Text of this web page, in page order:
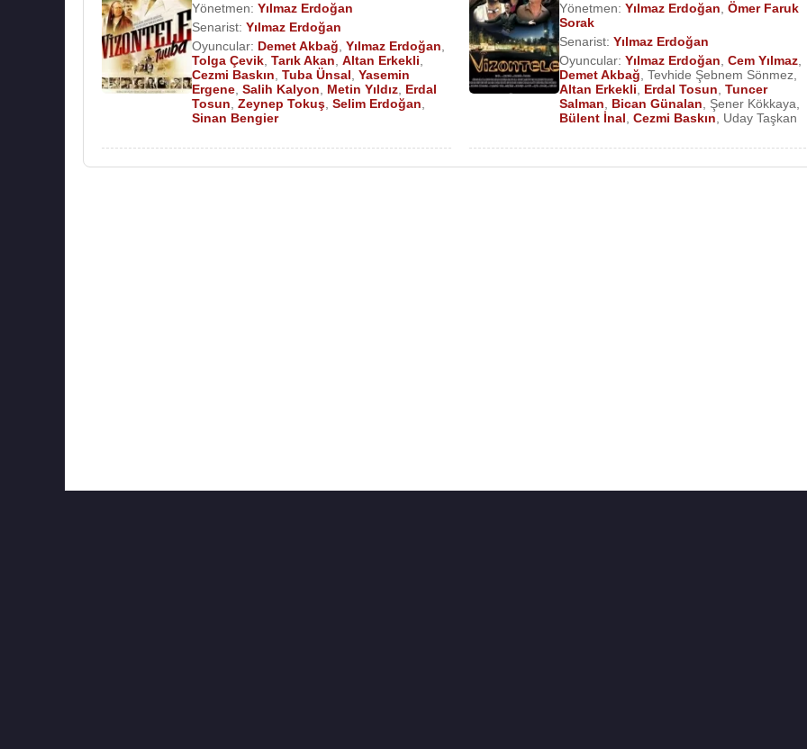
Yönetmen: Yılmaz Erdoğan
Senarist: Yılmaz Erdoğan
Oyuncular: Demet Akbağ Yılmaz Erdoğan
Tolga Çevik Tarık Akan Altan Erkekli
Cezmi Baskın Tuba Ünsal Yasemin
Ergene Salih Kalyon Metin Yıldız Erdal
Tosun Zeynep Tokuş Selim Erdoğan
Sinan Bengier
Yönetmen:Yılmaz Erdoğan ,Ömer Faruk
Sorak
Senarist:Yılmaz Erdoğan
Oyuncular:Yılmaz Erdoğan ,Cem Yılmaz
Demet Akbağ ,Tevhide Şebnem Sönmez
Altan Erkekli
Erdal Tosun ,Tuncer
Salman
Bican Günalan Şener Kökkaya
Bülent İnal ,Cezmi Baskın Uday Taşkan